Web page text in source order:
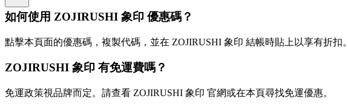
如何使用 ZOJIRUSHI 象印 優惠碼？
點擊本頁面的優惠碼，複製代碼，並在 ZOJIRUSHI 象印 結帳時貼上以享有折扣。
ZOJIRUSHI 象印 有免運費嗎？
免運政策視品牌而定。請查看 ZOJIRUSHI 象印 官網或在本頁尋找免運優惠。